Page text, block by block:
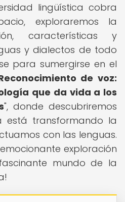
lingüística cobra
exploraremos la
características y
y dialectos de todo
para sumergirse en el
de voz:
que da vida a los
", donde descubriremos
está transformando la
con las lenguas.
exploración
mundo de la